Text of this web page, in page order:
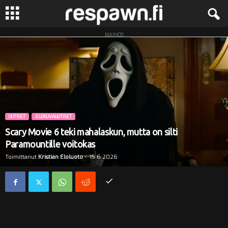
R
e
s
MAINOS
UUTISET ELOKUVAUUTISET
Scary Movie 6 teki mahalaskun, mutta on silti
Paramountille voitokas
Toimittanut Kristian Eloluoto- 15.6.2026